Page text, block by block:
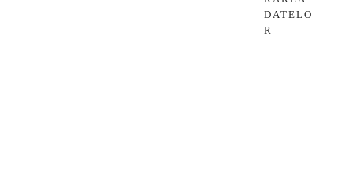
DATELO
R